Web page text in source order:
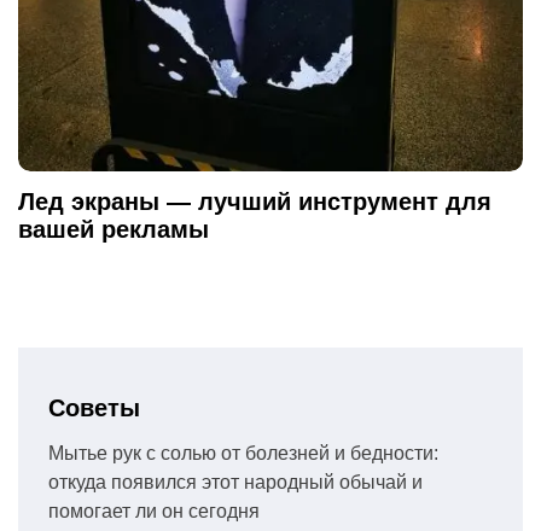
Лед экраны — лучший инструмент для
вашей рекламы
Советы
Мытье рук с солью от болезней и бедности:
откуда появился этот народный обычай и
помогает ли он сегодня